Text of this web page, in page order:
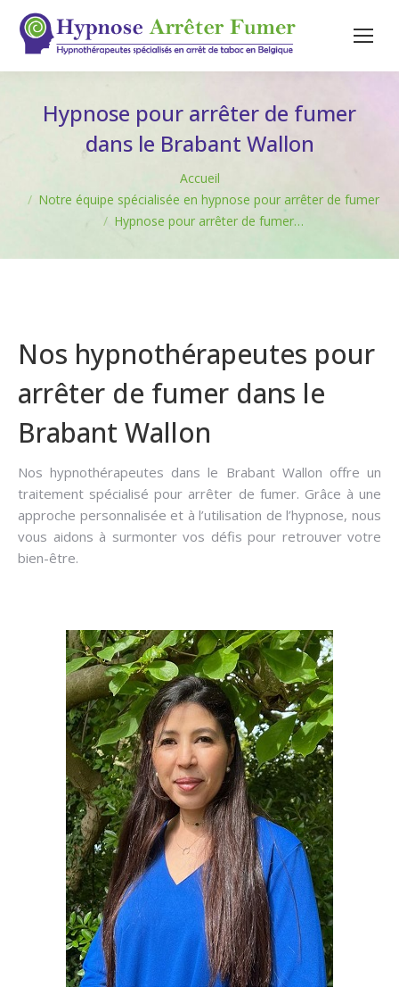
Hypnose pour arrêter de fumer
dans le Brabant Wallon
Accueil
Notre équipe spécialisée en hypnose pour arrêter de fumer
Hypnose pour arrêter de fumer…
Nos hypnothérapeutes pour
arrêter de fumer dans le
Brabant Wallon
Nos hypnothérapeutes dans le Brabant Wallon offre un
traitement spécialisé pour arrêter de fumer. Grâce à une
approche personnalisée et à l’utilisation de l’hypnose, nous
vous aidons à surmonter vos défis pour retrouver votre
bien-être.